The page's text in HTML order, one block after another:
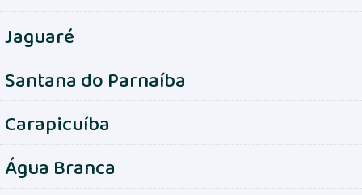
Jaguaré
Santana do Parnaíba
Carapicuíba
Água Branca